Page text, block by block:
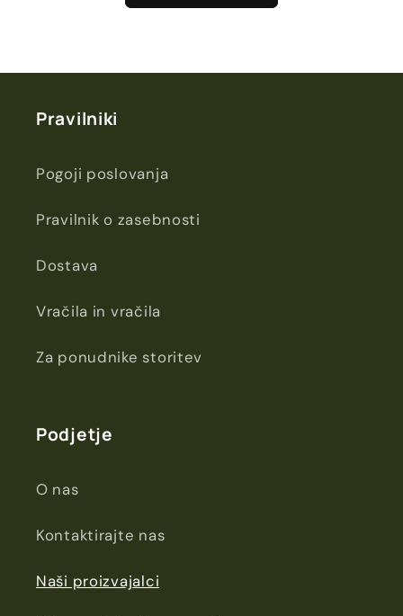
Pravilniki
Pogoji poslovanja
Pravilnik o zasebnosti
Dostava
Vračila in vračila
Za ponudnike storitev
Podjetje
O nas
Kontaktirajte nas
Naši proizvajalci